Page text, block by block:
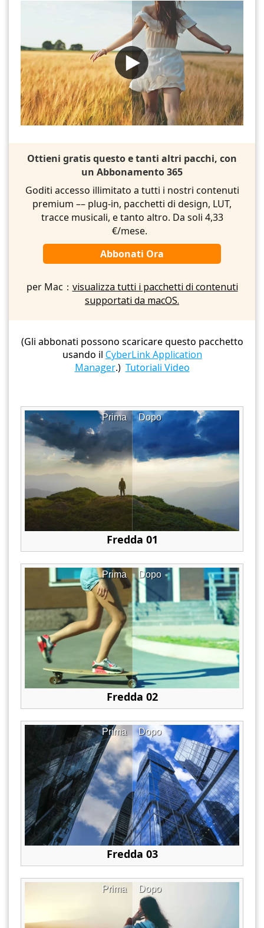
Ottieni gratis questo e tanti altri pacchi, con
un Abbonamento 365
Goditi accesso illimitato a tutti i nostri contenuti
premium –– plug-in, pacchetti di design, LUT,
tracce musicali, e tanto altro. Da soli 4,33
€/mese.
Abbonati Ora
per Mac： visualizza tutti i pacchetti di contenuti
supportati da macOS.
(Gli abbonati possono scaricare questo pacchetto
usando il CyberLink Application
Manager.) Tutoriali Video
Dopo
Prima
Fredda 01
Dopo
Prima
Fredda 02
Dopo
Prima
Fredda 03
Dopo
Prima